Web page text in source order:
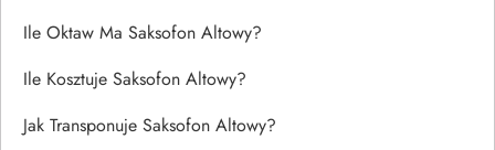
Ile Oktaw Ma Saksofon Altowy?
Ile Kosztuje Saksofon Altowy?
Jak Transponuje Saksofon Altowy?